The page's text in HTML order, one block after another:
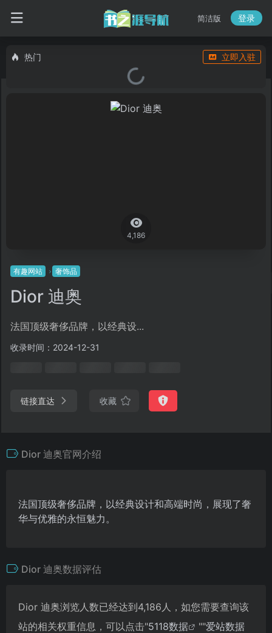
简洁版 登录
热门 立即入驻
4,186
有趣网站 奢饰品
Dior 迪奥
法国顶级奢侈品牌，以经典设...
收录时间：2024-12-31
链接直达 收藏
Dior 迪奥官网介绍
法国顶级奢侈品牌，以经典设计和高端时尚，展现了奢
华与优雅的永恒魅力。
Dior 迪奥数据评估
Dior 迪奥浏览人数已经达到4,186人，如您需要查询该
站的相关权重信息，可以点击"5118数据 ""爱站数据